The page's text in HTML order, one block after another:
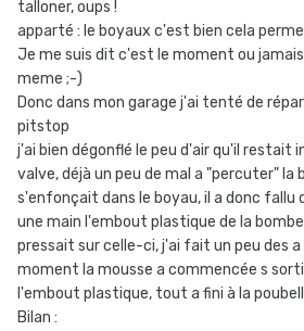
talloner, oups !
apparté : le boyaux c'est bien cela
Je me suis dit c'est le moment ou
meme ;-)
Donc dans mon garage j'ai tenté de
pitstop
j'ai bien dégonflé le peu d'air qu'il restait
valve, déjà un peu de mal a "percuter" la
s'enfonçait dans le boyau, il a donc fallu
une main l'embout plastique de la
pressait sur celle-ci, j'ai fait un peu des
moment la mousse a commencée s
l'embout plastique, tout a fini à la
Bilan :